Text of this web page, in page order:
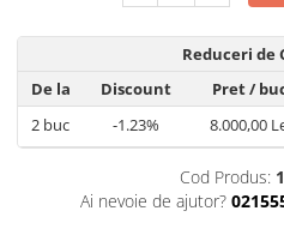
■ Filtre hidraulice
■ Filtre uscator
■ Filtre epurator
Reduceri de
De la
Discount Pret/
2 buc -1.23% 8.000,00
Cod Produs:
Ai nevoie de ajutor?